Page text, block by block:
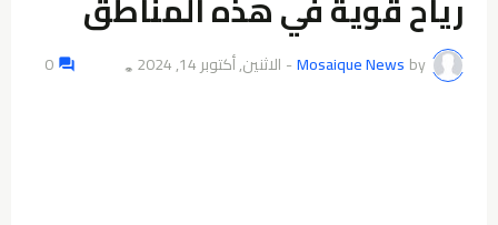
by
Mosaique News
- الاثنين, أكتوبر 14, 2024 👁️
0